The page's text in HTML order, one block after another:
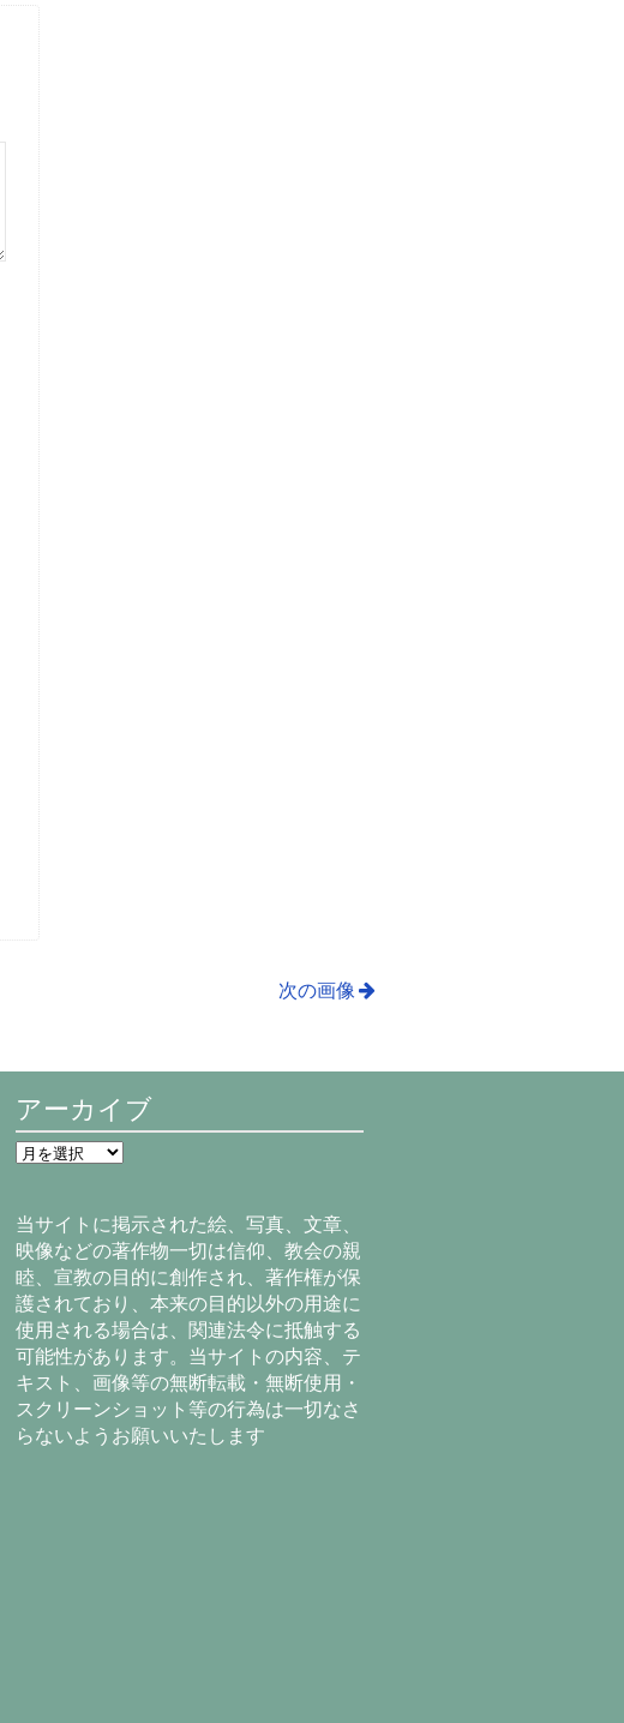
次の画像
アーカイブ
ア
ー
ブ
当サイトに掲示された絵、写真、文章、
映像などの著作物一切は信仰、教会の親
睦、宣教の目的に創作され、著作権が保
護されており、本来の目的以外の用途に
使用される場合は、関連法令に抵触する
可能性があります。当サイトの内容、テ
キスト、画像等の無断転載・無断使用・
スクリーンショット等の行為は一切なさ
らないようお願いいたします